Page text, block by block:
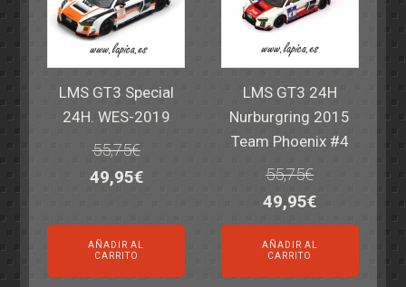
LMS GT3 Special
24H. WES-2019
55,75€
El
original
era:
49,95€El
actual
AÑADIR AL
CARRITO
LMS GT3 24H
Nurburgring 2015
Team Phoenix #4
55,75€
El
precio
original
era:
49,95€El
precio
actual
es:
AÑADIR AL
CARRITO